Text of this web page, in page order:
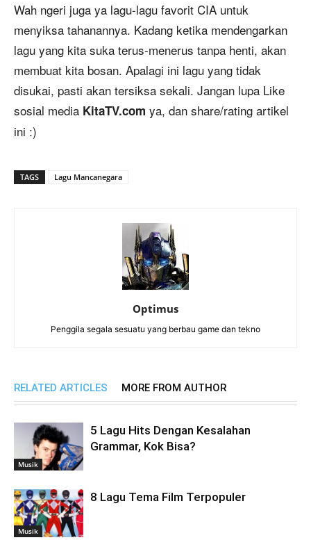
Wah ngeri juga ya lagu-lagu favorit CIA untuk
menyiksa tahanannya. Kadang ketika mendengarkan
lagu yang kita suka terus-menerus tanpa henti, akan
membuat kita bosan. Apalagi ini lagu yang tidak
disukai, pasti akan tersiksa sekali. Jangan lupa Like
sosial media KitaTV.com ya, dan share/rating artikel
ini :)
TAGS Lagu Mancanegara
Optimus
Penggila segala sesuatu yang berbau game dan tekno
RELATED ARTICLES MORE FROM AUTHOR
Musik
5 Lagu Hits Dengan Kesalahan
Grammar, Kok Bisa?
Musik
8 Lagu Tema Film Terpopuler